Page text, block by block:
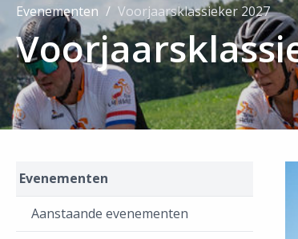
Evenementen Voorjaarsklassieker 2027
Evenementen
Aanstaande evenementen